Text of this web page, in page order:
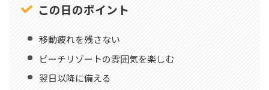
この日のポイント
移動疲れを残さない
ビーチリゾートの雰囲気を楽しむ
翌日以降に備える